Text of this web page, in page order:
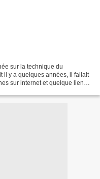
sur la technique du
il y a quelques années, il fallait
sur internet et quelque liens à